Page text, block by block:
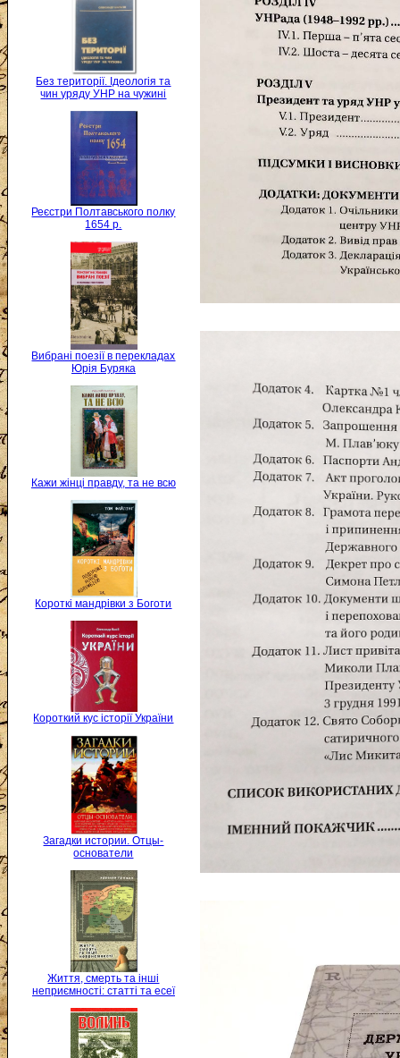
Без території. Ідеологія та
чин уряду УНР на чужині
Реєстри Полтавського полку
1654 р.
Вибрані поезії в перекладах
Юрія Буряка
Кажи жінці правду, та не всю
Короткі мандрівки з Боготи
Короткий кус історії України
Загадки истории. Отцы-
основатели
Життя, смерть та інші
неприємності: статті та есеї